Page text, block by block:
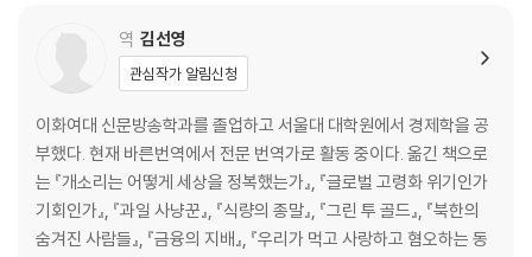
확장이냐 긴축이냐: 연준에서 물가상승률에 대응하는 법
빈곤 없는 세상을 향하여: 세계 3대 경제 기구의 역할
대공황과 대침체의 악몽: 20세기와 21세기의 경제 위기
신용 관리가 중요한 이유: 리먼브라더스 사태와 크레디트스위스
트럼프의 경기 부양책은 성공할 것인가: 미국 경제의 최근 기조
더 나은 세상을 향한 노력: 경제 성장의 기준
경제 성장의 진짜 동력은 무엇인가: 생산의 씨앗, 인적·물적 자본과 연구개
역 김선영
관심작가 알림신청
이화여대 신문방송학과를 졸업하고 서울대 대학원에서 경제학을 공
부했다. 현재 바른번역에서 전문 번역가로 활동 중이다. 옮긴 책으로
는 『개소리는 어떻게 세상을 정복했는가』, 『글로벌 고령화 위기인가
기회인가』, 『과일 사냥꾼』, 『식량의 종말』, 『그린 투 골드』, 『북한의
숨겨진 사람들』, 『금융의 지배』, 『우리가 먹고 사랑하고 혐오하는 동